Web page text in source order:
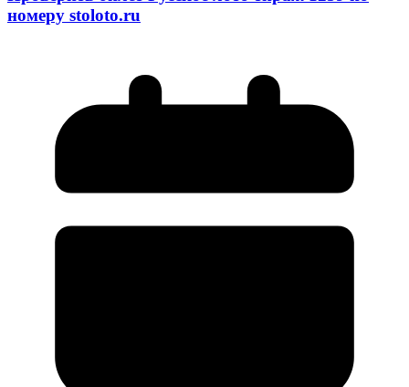
номеру stoloto.ru